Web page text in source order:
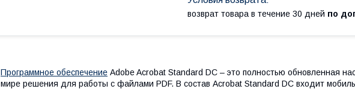
возврат товара в течение 30 дней по
Программное обеспечение Adobe Acrobat Standard DC – это полностью обновленная
мире решения для работы с файлами PDF. В состав Acrobat Standard DC входит